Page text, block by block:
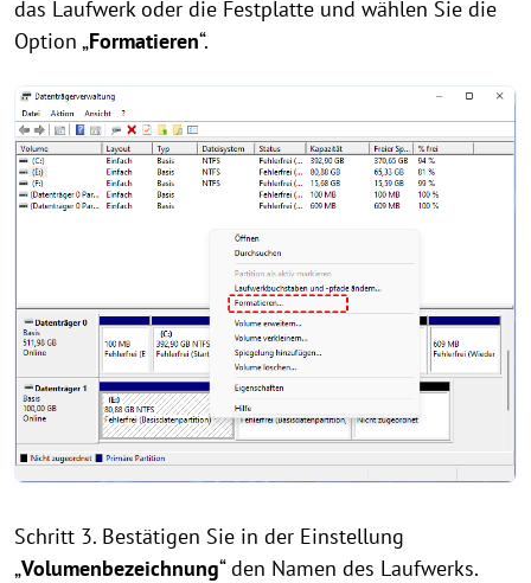
das Laufwerk oder die Festplatte und wählen Sie die
Option „Formatieren“.
Schritt 3. Bestätigen Sie in der Einstellung
„Volumenbezeichnung“ den Namen des Laufwerks.